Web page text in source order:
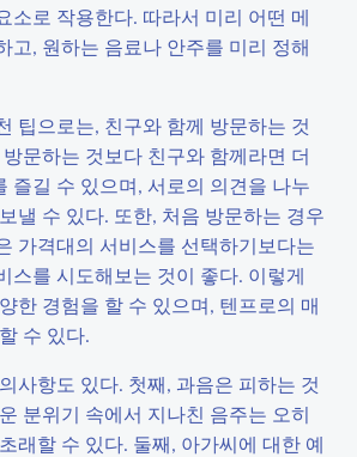
소로 작용한다. 따라서 미리 어떤 메
고, 원하는 음료나 안주를 미리 정해
팁으로는, 친구와 함께 방문하는 것
문하는 것보다 친구와 함께라면 더
즐길 수 있으며, 서로의 의견을 나누
낼 수 있다. 또한, 처음 방문하는 경우
가격대의 서비스를 선택하기보다는
스를 시도해보는 것이 좋다. 이렇게
한 경험을 할 수 있으며, 텐프로의 매
수 있다.
사항도 있다. 첫째, 과음은 피하는 것
분위기 속에서 지나친 음주는 오히
래할 수 있다. 둘째, 아가씨에 대한 예